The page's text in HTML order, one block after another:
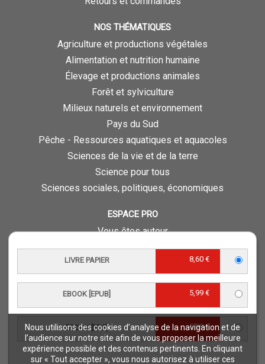
Nous utilisons des cookies d’analyse de la navigation et de
l’audience sur notre site afin de vous proposer la meilleure
expérience possible et des contenus pertinents. En cliquant
sur « Tout accepter », vous nous autorisez à utiliser ces
LIVRE PAPIER 8,60 €
EBOOK [EPUB] 5,99 €
EBOOK [PDF] 5,99 €
NOS THÉMATIQUES
Agriculture et productions végétales
Alimentation et nutrition humaine
Élevage et productions animales
Forêt et sylviculture
Milieux naturels et environnement
Pays du Sud
Pêche - Ressources aquatiques et aquacoles
Sciences de la vie et de la terre
Science pour tous
Sciences sociales, politiques, économiques
ESPACE PRO
Vous êtes auteur
Vous êtes journaliste
Vous êtes libraire
Foreign rights
Procédure d'évaluation
NOTRE SITE
Quae © 2018